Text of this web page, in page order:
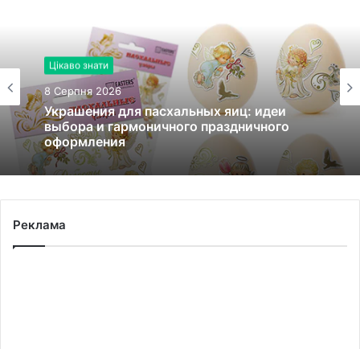
Цікаво знати
8 Серпня 2026
Украшения для пасхальных яиц: идеи
выбора и гармоничного праздничного
оформления
Реклама